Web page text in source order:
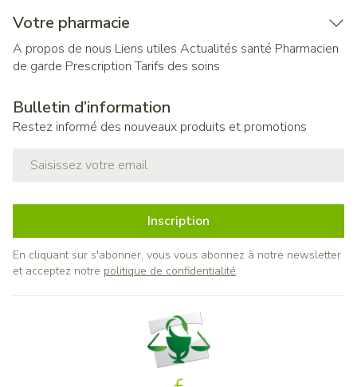
Votre pharmacie
A propos de nous Liens utiles Actualités santé Pharmacien
de garde Prescription Tarifs des soins
Bulletin d’information
Restez informé des nouveaux produits et promotions
Inscription
En cliquant sur s'abonner, vous vous abonnez à notre newsletter
et acceptez notre politique de confidentialité.